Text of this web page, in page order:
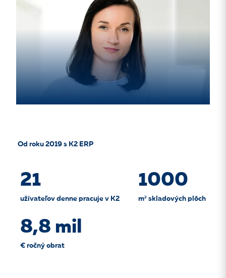
Od roku 2019 s K2 ERP
21
užívateľov denne pracuje v K2
1000
m² skladových plôch
8,8 mil
€ ročný obrat